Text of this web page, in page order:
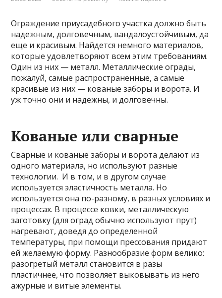
Ограждение приусадебного участка должно быть
надежным, долговечным, вандалоустойчивым, да
еще и красивым. Найдется немного материалов,
которые удовлетворяют всем этим требованиям.
Один из них — металл. Металлические ограды,
пожалуй, самые распространенные, а самые
красивые из них — кованые заборы и ворота. И
уж точно они и надежны, и долговечны.
Кованые или сварные
Сварные и кованые заборы и ворота делают из
одного материала, но используют разные
технологии. И в том, и в другом случае
используется эластичность металла. Но
используется она по-разному, в разных условиях и
процессах. В процессе ковки, металлическую
заготовку (для оград обычно используют прут)
нагревают, доведя до определенной
температуры, при помощи прессования придают
ей желаемую форму. Разнообразие форм велико:
разогретый металл становится в разы
пластичнее, что позволяет выковывать из него
ажурные и витые элементы.